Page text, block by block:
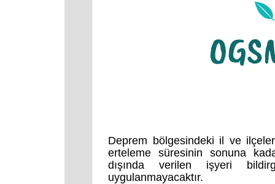
Deprem bölgesindeki il ve
erteleme süresinin sonuna
dışında verilen işyeri
uygulanmayacaktır.